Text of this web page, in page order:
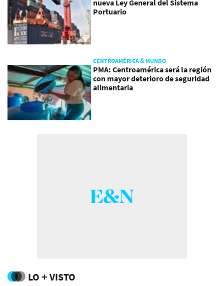
nueva Ley General del Sistema
Portuario
CENTROAMÉRICA & MUNDO
PMA: Centroamérica será la región
con mayor deterioro de seguridad
alimentaria
LO + VISTO